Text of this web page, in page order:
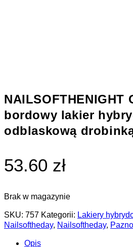
NAILSOFTHENIGHT
bordowy lakier
odblaskową
53.60 zł
Brak w magazynie
SKU: 757 Kategorii: Lakiery
Nailsoftheday, Nailsoftheday,
Opis